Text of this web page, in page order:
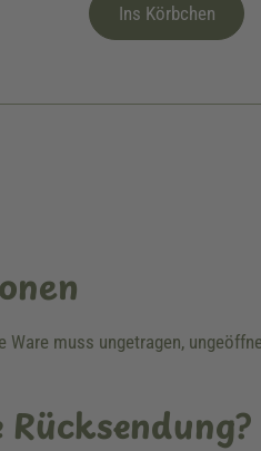
Ins Körbchen
muss ungetragen,